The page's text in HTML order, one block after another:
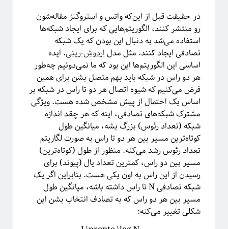
ریچارد فاینمن، فیزیک‌دان تاثیرگذار قرن گذشته
پروژه پیچیدگی برای همه
در حقیقت قبل از این‌که واتس و استروگتز مقاله‌شون
رو منتشر کنند، الگوریتم‌هایی که برای ایجاد شبکه‌ها
استفاده می‌شد به دنبال این بودن که یک شبکه
تصادفی ایجاد کنند. مثل مدلاردوش-رینی. ایده
اساسی این الگوریتم‌ها این بود که ما نمی‌دونیم چه‌طور
هر دو راس در شبکه باید بهم متصل بشن برای همین
فرض می‌کنیم که شیوه اتصال هر دو تا راس در شبکه بر
اساس یک احتمال از پیش مشخص شده هست. ویژگی
مشترک شبکه‌های تصادفی، اینه که هر چقد اندازه
شبکه (تعداد رئوس) بزرگ بشه، میانگین طول
کوتاه‌ترین مسیر بین هر دو تا راس به صورت لگاریتم
تعداد رئوس رشد می‌کنه. منظور از طول (کوتاه‌ترین)
مسیر بین دو راس، کمترین تعداد یال (پیوند) برای
رسیدن از این راس به اون یکی هست. بنابراین اگر یک
شبکه تصادفی N تا راس داشته باشه، میانگین طول
مسیر بین هر دو راس که به تصادف انتخاب بشن این
شکلی تغییر می‌کنه: